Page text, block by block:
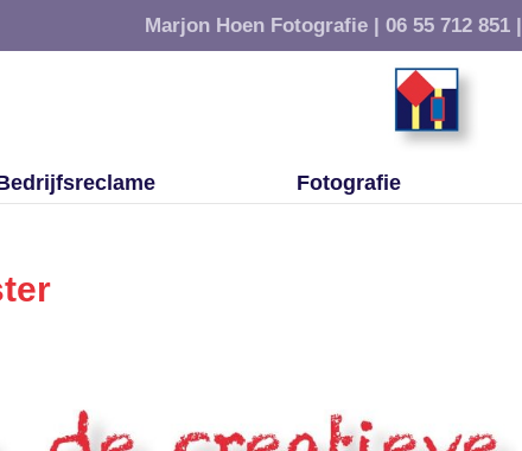
Marjon Hoen Fotografie | 06 55 712 851 |
Fotografie